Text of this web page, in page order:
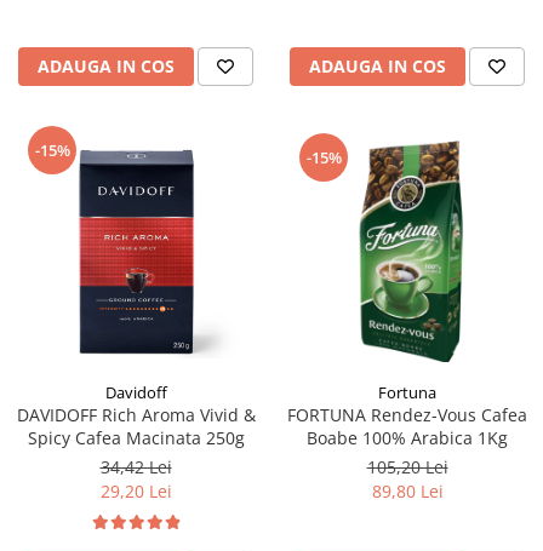
ADAUGA IN COS ADAUGA IN COS
-15%
Davidoff
DAVIDOFF Rich Aroma Vivid &
Spicy Cafea Macinata 250g
34,42 Lei
29,20 Lei
-15%
Fortuna
FORTUNA Rendez-Vous Cafea
Boabe 100% Arabica 1Kg
105,20 Lei
89,80 Lei